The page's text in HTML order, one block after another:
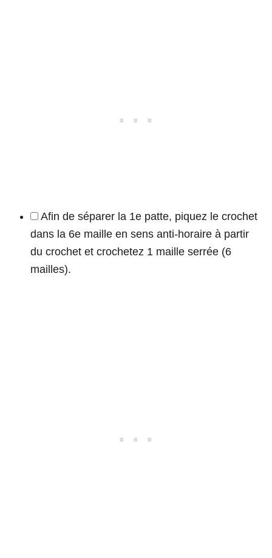
Afin de séparer la 1e patte, piquez le crochet
dans la 6e maille en sens anti-horaire à partir
du crochet et crochetez 1 maille serrée (6
mailles).